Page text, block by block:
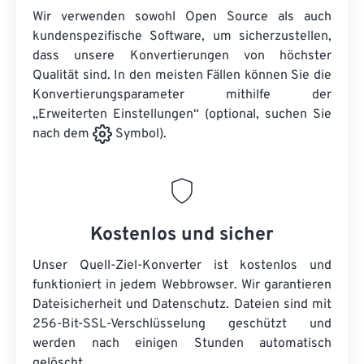
Wir verwenden sowohl Open Source als auch
kundenspezifische Software, um sicherzustellen,
dass unsere Konvertierungen von höchster
Qualität sind. In den meisten Fällen können Sie die
Konvertierungsparameter mithilfe der
„Erweiterten Einstellungen“ (optional, suchen Sie
nach dem
Symbol).
Kostenlos und sicher
Unser Quell-Ziel-Konverter ist kostenlos und
funktioniert in jedem Webbrowser. Wir garantieren
Dateisicherheit und Datenschutz. Dateien sind mit
256-Bit-SSL-Verschlüsselung geschützt und
werden nach einigen Stunden automatisch